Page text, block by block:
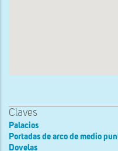
Claves
Palacios
Portadas de arco de medio
Dovelas